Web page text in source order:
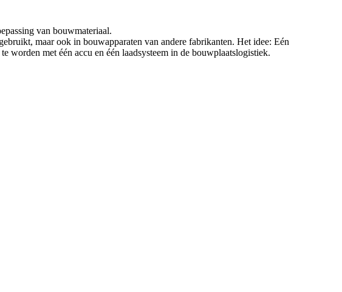
van bouwmateriaal.
maar ook in bouwapparaten van andere fabrikanten. Het idee: Eén
worden met één accu en één laadsysteem in de bouwplaatslogistiek.